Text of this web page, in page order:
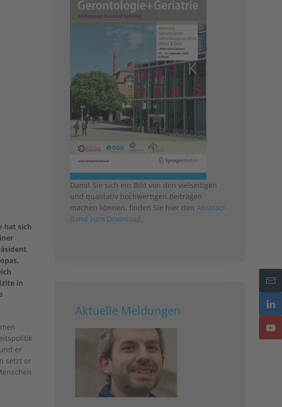
hat sich
in
er
setzt er
Damit Sie sich ein Bild von den vielseitigen
und qualitativ hochwertigen Beiträgen
machen können, finden Sie hier den Abstract-
Band zum Download.
Aktuelle Meldungen